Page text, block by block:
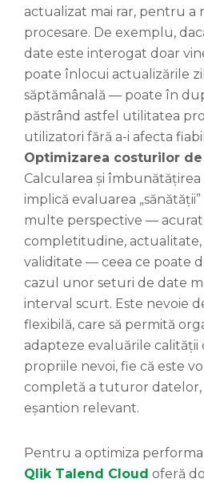
actualizat mai rar, pentru a
procesare. De exemplu,
date este interogat doar
poate înlocui actualizările
săptămânală — poate în
păstrând astfel utilitatea
utilizatori fără a-i afecta
Optimizarea costurilor
Calcularea și
implică evaluarea
multe perspective —
completitudine, actualitate,
validitate — ceea ce poate
cazul unor seturi de date
interval scurt. Este nevoie
flexibilă, care să permită
adapteze evaluările
propriile nevoi, fie că este
completă a tuturor datelor,
eșantion relevant.
Pentru a optimiza
Qlik Talend Cloud oferă